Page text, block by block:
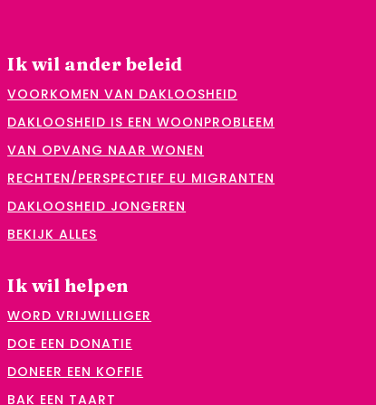
Ik wil ander beleid
VOORKOMEN VAN DAKLOOSHEID
DAKLOOSHEID IS EEN WOONPROBLEEM
VAN OPVANG NAAR WONEN
RECHTEN/PERSPECTIEF EU MIGRANTEN
DAKLOOSHEID JONGEREN
BEKIJK ALLES
Ik wil helpen
WORD VRIJWILLIGER
DOE EEN DONATIE
DONEER EEN KOFFIE
BAK EEN TAART